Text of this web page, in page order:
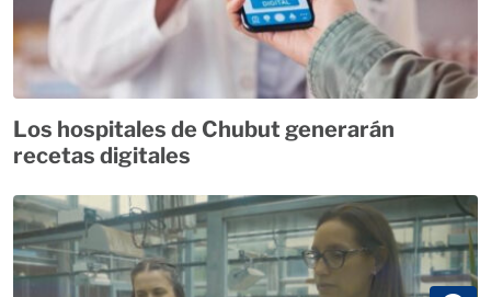
Los hospitales de Chubut generarán
recetas digitales